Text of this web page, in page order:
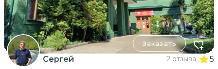
Заказать
Сергей 2 отзыва 5